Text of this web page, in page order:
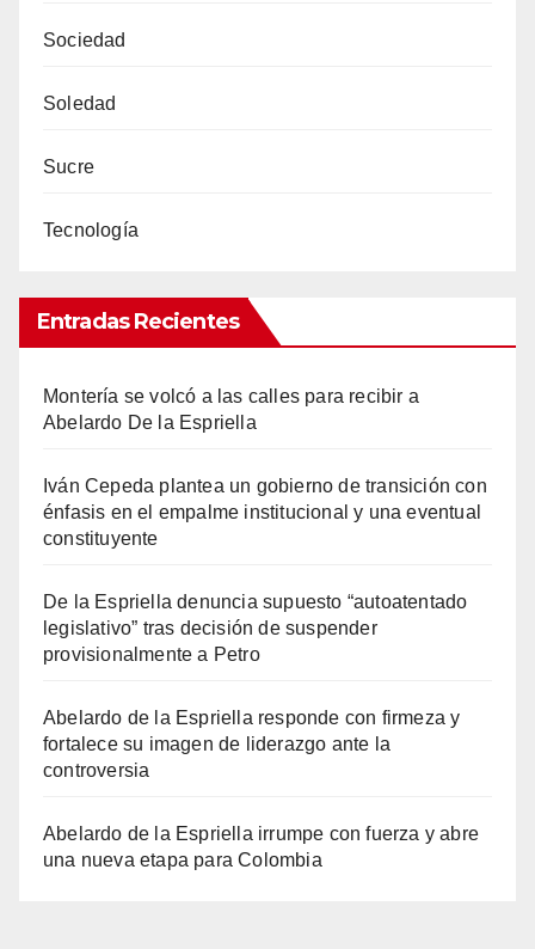
Sociedad
Soledad
Sucre
Tecnología
Entradas Recientes
Montería se volcó a las calles para recibir a
Abelardo De la Espriella
Iván Cepeda plantea un gobierno de transición con
énfasis en el empalme institucional y una eventual
constituyente
De la Espriella denuncia supuesto “autoatentado
legislativo” tras decisión de suspender
provisionalmente a Petro
Abelardo de la Espriella responde con firmeza y
fortalece su imagen de liderazgo ante la
controversia
Abelardo de la Espriella irrumpe con fuerza y abre
una nueva etapa para Colombia